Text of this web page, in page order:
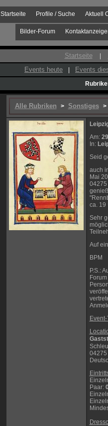
Aktuell
Profile / Suche
Startseite
Bilder-Forum
Startseite
Events heute
Events
Alle Rubriken > Sonstiges >
Am:
In:
Seid
auch
Mai
04275
ca. 19
Sehr
Auf
BPM
P.S.:
Event-
Paar: